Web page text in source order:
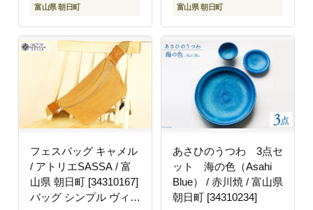
富山県 朝日町 富山県 朝日町
フェスバッグ キャメル
/ アトリエSASSA / 富
山県 朝日町 [34310167]
バッグ シンプル ヴィン
あさひのうつわ 3点セ
ット 海の色（Asahi
Blue） / 赤川焼 / 富山県
朝日町 [34310234]